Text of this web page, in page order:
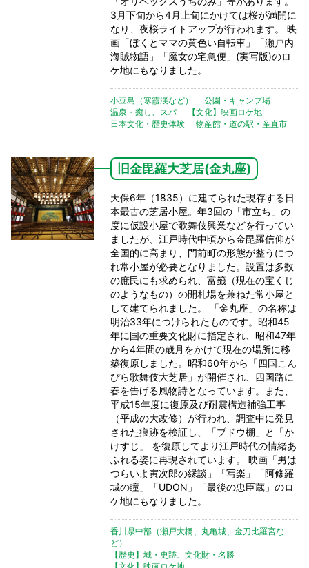
3月下旬から4月上旬にかけては桜が満開に
なり、夜桜ライトアップが行われます。 映
画「ぼくとママの黄色い自転車」「瀬戸内
海賊物語」「魔女の宅急便」(実写版)のロ
ケ地にもなりました。
小豆島（寒霞渓など）
公園・キャンプ場
温泉・癒し、スパ
【文化】映画ロケ地
日本文化・歴史体験
物産館・道の駅・産直市
旧金毘羅大芝居(金丸座)
天保6年（1835）に建てられた現存する日
本最古の芝居小屋。年3回の「市立ち」の
度に仮設小屋で歌舞伎興業などを行ってい
ましたが、江戸時代中頃から金毘羅信仰が
全国的に高まり、門前町の形態が整うにつ
れ常小屋が必要となりました。設置は多数
の庶民にも求められ、富籤（現在の宝くじ
のようなもの）の開札場を兼ねた常小屋と
して建てられました。 「金丸座」の名称は
明治33年につけられたものです。昭和45
年に国の重要文化財に指定され、昭和47年
から4年間の歳月をかけて現在の場所に移
築復原しました。昭和60年から「四国こん
ぴら歌舞伎大芝居」が開催され、四国路に
春を告げる風物詩となっています。また、
平成15年度に復原及び耐震構造補強工事
（平成の大改修）が行われ、調査中に発見
された痕跡を検証し、「ブドウ棚」と「か
けすじ」 を復原してより江戸時代の情緒あ
ふれる姿に再現されています。 映画「男は
つらいよ寅次郎の縁談」「写楽」「阿修羅
城の瞳」「UDON」「最後の忠臣蔵」のロ
ケ地にもなりました。
香川県中部（瀬戸大橋、丸亀城、金刀比羅宮な
ど）
【歴史】城・史跡、文化財・名勝